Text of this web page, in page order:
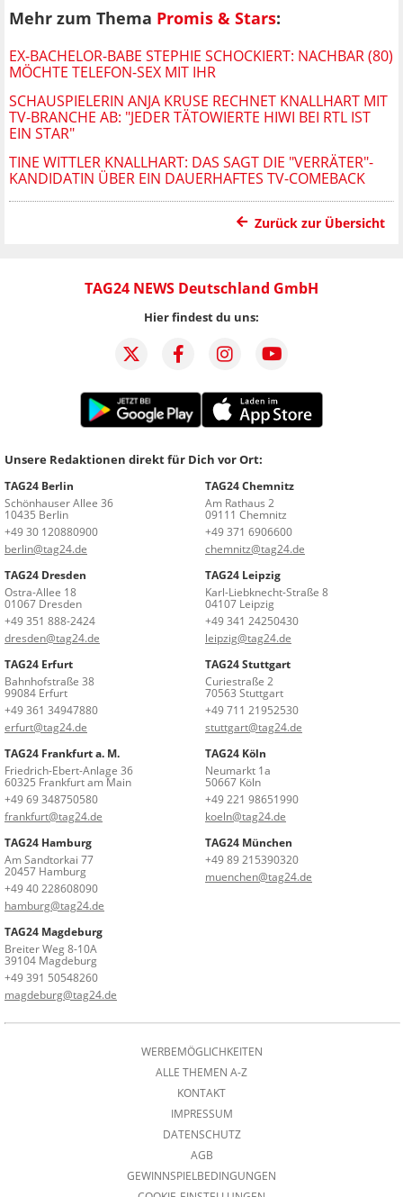
Mehr zum Thema Promis & Stars:
EX-BACHELOR-BABE STEPHIE SCHOCKIERT: NACHBAR (80)
MÖCHTE TELEFON-SEX MIT IHR
SCHAUSPIELERIN ANJA KRUSE RECHNET KNALLHART MIT
TV-BRANCHE AB: "JEDER TÄTOWIERTE HIWI BEI RTL IST
EIN STAR"
TINE WITTLER KNALLHART: DAS SAGT DIE "VERRÄTER"-
KANDIDATIN ÜBER EIN DAUERHAFTES TV-COMEBACK
Zurück zur Übersicht
TAG24 NEWS Deutschland GmbH
Hier findest du uns:
Unsere Redaktionen direkt für Dich vor Ort:
TAG24 Berlin
Schönhauser Allee 36
10435 Berlin
+49 30 120880900
berlin@tag24.de
TAG24 Chemnitz
Am Rathaus 2
09111 Chemnitz
+49 371 6906600
chemnitz@tag24.de
TAG24 Dresden
Ostra-Allee 18
01067 Dresden
+49 351 888-2424
dresden@tag24.de
TAG24 Leipzig
Karl-Liebknecht-Straße 8
04107 Leipzig
+49 341 24250430
leipzig@tag24.de
TAG24 Erfurt
Bahnhofstraße 38
99084 Erfurt
+49 361 34947880
erfurt@tag24.de
TAG24 Stuttgart
Curiestraße 2
70563 Stuttgart
+49 711 21952530
stuttgart@tag24.de
TAG24 Frankfurt a. M.
Friedrich-Ebert-Anlage 36
60325 Frankfurt am Main
+49 69 348750580
frankfurt@tag24.de
TAG24 Köln
Neumarkt 1a
50667 Köln
+49 221 98651990
koeln@tag24.de
TAG24 Hamburg
Am Sandtorkai 77
20457 Hamburg
+49 40 228608090
hamburg@tag24.de
TAG24 München
+49 89 215390320
muenchen@tag24.de
TAG24 Magdeburg
Breiter Weg 8-10A
39104 Magdeburg
+49 391 50548260
magdeburg@tag24.de
WERBEMÖGLICHKEITEN
ALLE THEMEN A-Z
KONTAKT
IMPRESSUM
DATENSCHUTZ
AGB
GEWINNSPIELBEDINGUNGEN